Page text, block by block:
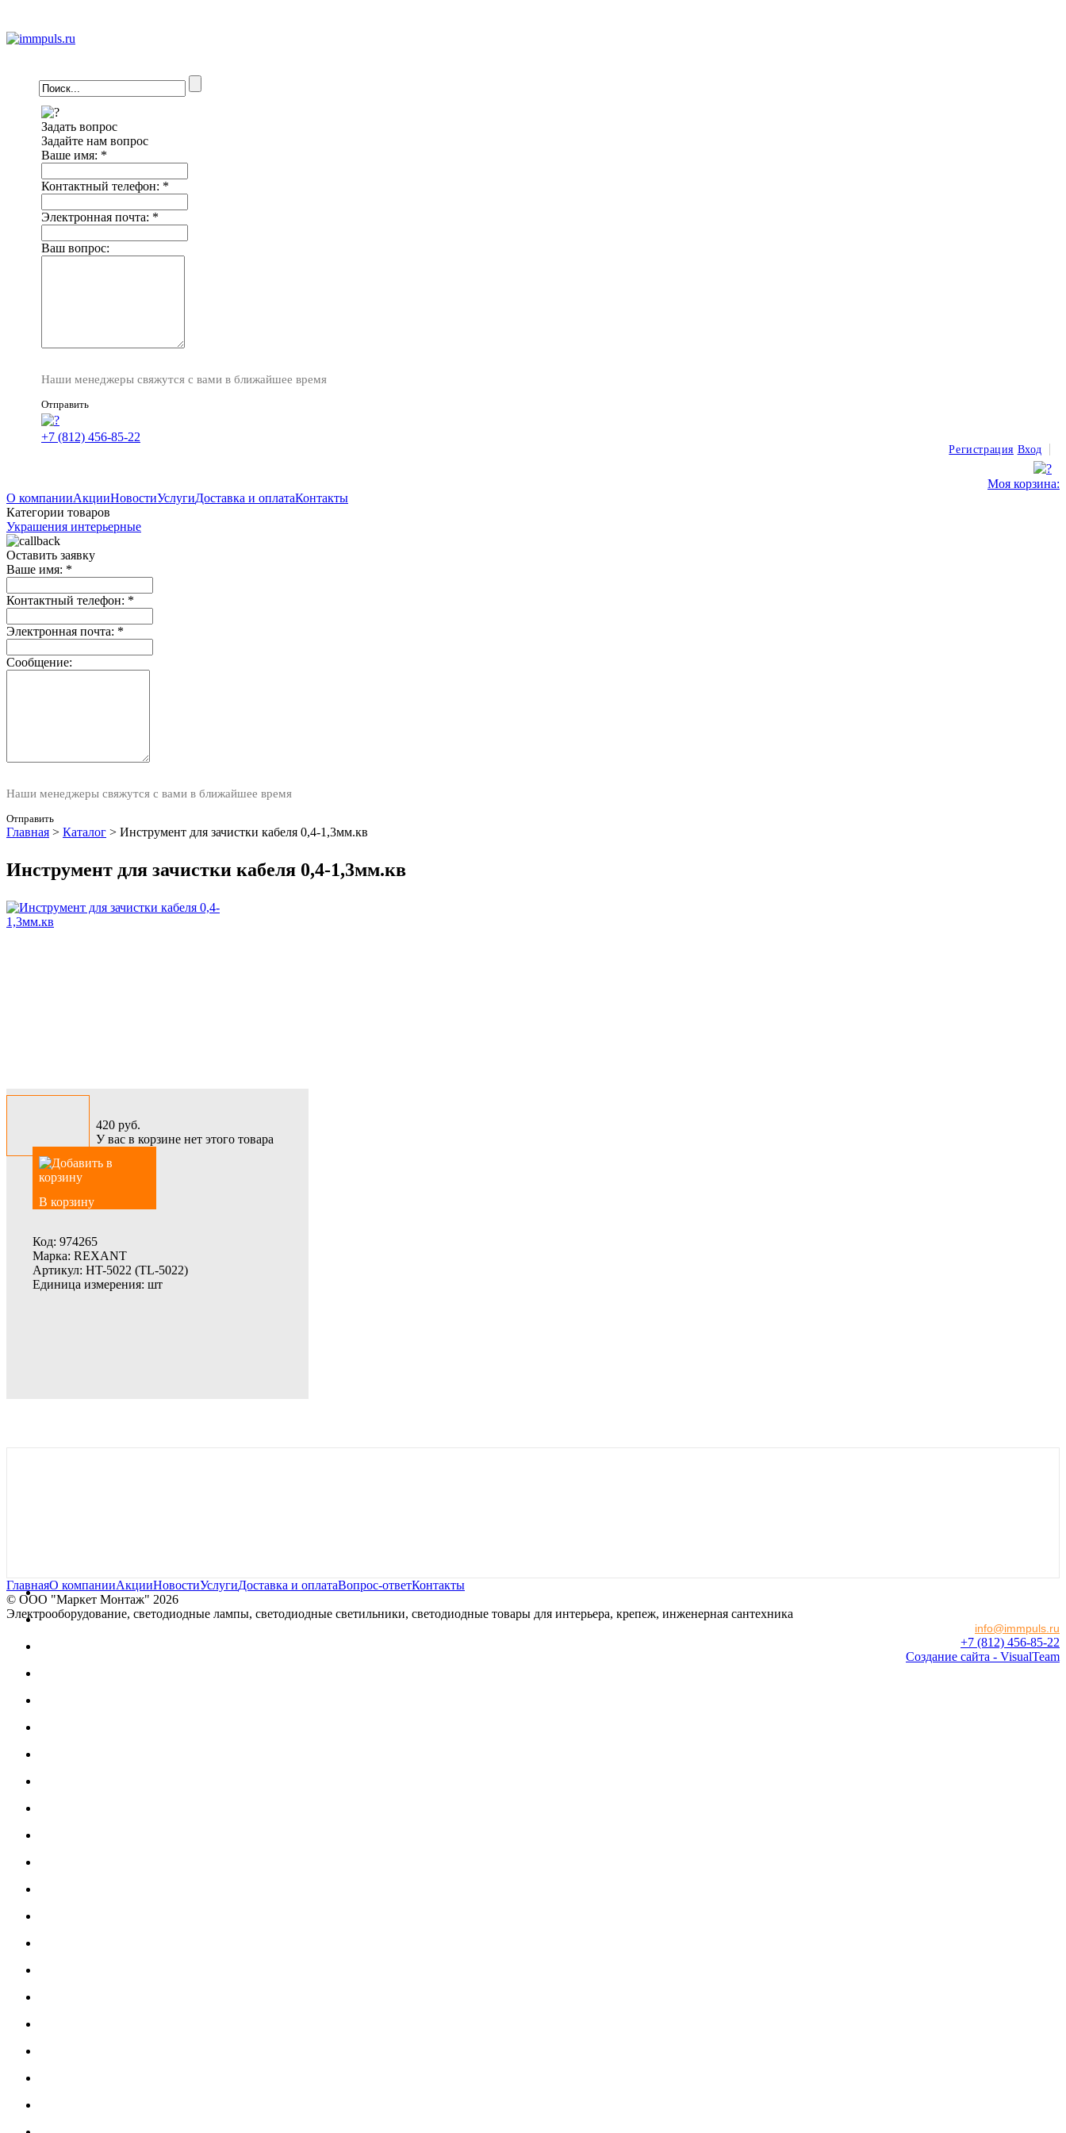
Задать вопрос
Задайте нам вопрос
Ваше имя: *
Контактный телефон: *
Электронная почта: *
Ваш вопрос:
Наши менеджеры свяжутся с вами в ближайшее время
Отправить
+7 (812) 456-85-22
Регистрация Вход
Моя корзина:
О компанииАкцииНовостиУслугиДоставка и оплатаКонтакты
Категории товаров
Украшения интерьерные
Оставить заявку
Ваше имя: *
Контактный телефон: *
Электронная почта: *
Сообщение:
Наши менеджеры свяжутся с вами в ближайшее время
Отправить
Главная > Каталог > Инструмент для зачистки кабеля 0,4-1,3мм.кв
Инструмент для зачистки кабеля 0,4-1,3мм.кв
420 руб.
У вас в корзине нет этого товара
В корзину
Код: 974265
Марка: REXANT
Артикул: HT-5022 (TL-5022)
Единица измерения: шт
ГлавнаяО компанииАкцииНовостиУслугиДоставка и оплатаВопрос-ответКонтакты
© OOO "Маркет Монтаж" 2026
Электрооборудование, светодиодные лампы, светодиодные светильники, светодиодные товары для интерьера, крепеж, инженерная сантехника
info@immpuls.ru
+7 (812) 456-85-22
Создание сайта - VisualTeam